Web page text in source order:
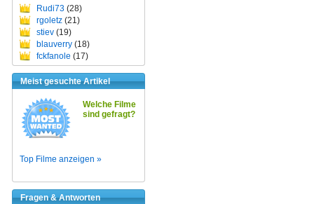
Rudi73 (28)
rgoletz (21)
stiev (19)
blauverry (18)
fckfanole (17)
Meist gesuchte Artikel
Welche Filme
sind gefragt?
Top Filme anzeigen »
Fragen & Antworten